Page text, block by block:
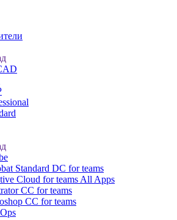
Standard DC for teams
Cloud for teams All Apps
CC for teams
CC for teams